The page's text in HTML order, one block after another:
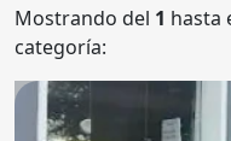
Mostrando del 1 hasta
categoría: